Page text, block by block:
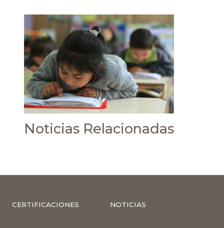
Noticias Relacionadas
CERTIFICACIONES NOTICIAS